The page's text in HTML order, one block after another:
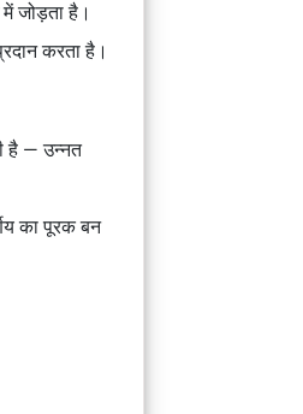
जोड़ता है।
करता है।
है — उन्नत
का पूरक बन